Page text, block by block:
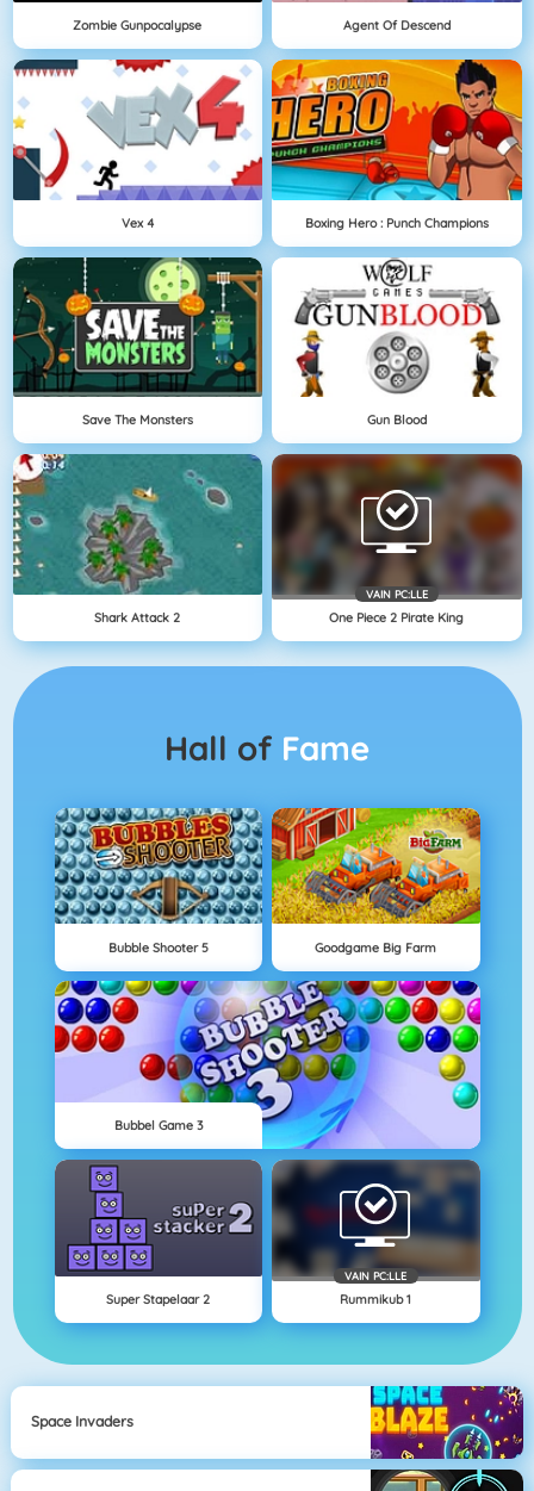
Zombie Gunpocalypse Agent Of Descend
Vex 4 Boxing Hero : Punch Champions
Save The Monsters Gun Blood
Shark Attack 2
VAIN PC:LLE
One Piece 2 Pirate King
Hall of Fame
Bubble Shooter 5 Goodgame Big Farm
Bubbel Game 3
Super Stapelaar 2
VAIN PC:LLE
Rummikub 1
Space Invaders